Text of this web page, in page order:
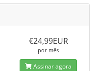
€24,99EUR
por mês
Assinar agora